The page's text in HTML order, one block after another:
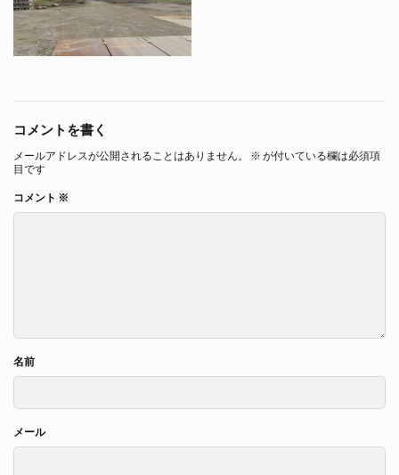
コメントを書く
メールアドレスが公開されることはありません。 ※ が付いている欄は必須項
目です
コメント ※
名前
メール